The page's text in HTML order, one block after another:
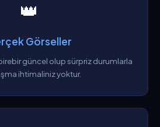
👑
Görseller
güncel olup sürpriz durumlarla
ihtimaliniz yoktur.